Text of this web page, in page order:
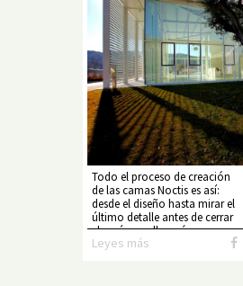
Todo el proceso de creación
de las camas Noctis es así:
desde el diseño hasta mirar el
último detalle antes de cerrar
el envío que llegará a su casa...
Leyes más